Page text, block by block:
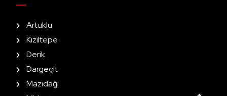
Artuklu
Kızıltepe
Derik
Dargeçit
Mazıdağı